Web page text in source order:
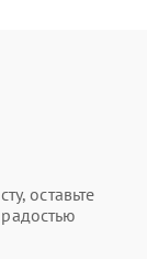
оставьте